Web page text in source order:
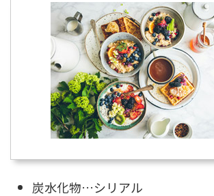
炭水化物…シリアル